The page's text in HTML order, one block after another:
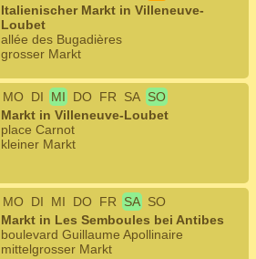
Italienischer Markt in Villeneuve-
Loubet
allée des Bugadières
grosser Markt
MO DI MI DO FR SA SO
Markt in Villeneuve-Loubet
place Carnot
kleiner Markt
MO DI MI DO FR SA SO
Markt in Les Semboules bei Antibes
boulevard Guillaume Apollinaire
mittelgrosser Markt